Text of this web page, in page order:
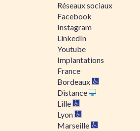
Réseaux sociaux
Facebook
Instagram
LinkedIn
Youtube
Implantations
France
Bordeaux
Distance
Lille
Lyon
Marseille